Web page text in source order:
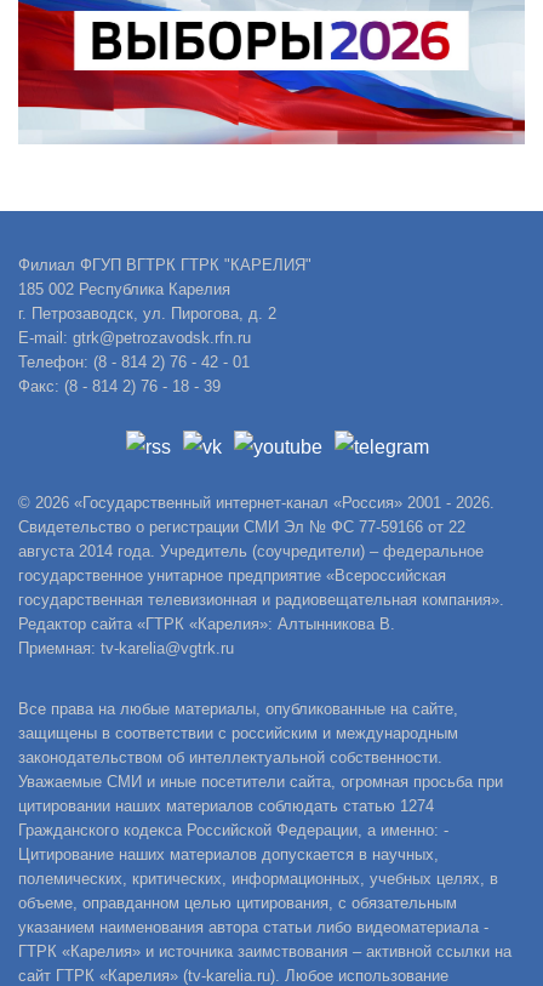
Филиал ФГУП ВГТРК ГТРК "КАРЕЛИЯ"
185 002 Республика Карелия
г. Петрозаводск, ул. Пирогова, д. 2
E-mail: gtrk@petrozavodsk.rfn.ru
Телефон: (8 - 814 2) 76 - 42 - 01
Факс: (8 - 814 2) 76 - 18 - 39
© 2026 «Государственный интернет-канал «Россия» 2001 - 2026.
Свидетельство о регистрации СМИ Эл № ФС 77-59166 от 22
августа 2014 года. Учредитель (соучредители) – федеральное
государственное унитарное предприятие «Всероссийская
государственная телевизионная и радиовещательная компания».
Редактор сайта «ГТРК «Карелия»: Алтынникова В.
Приемная: tv-karelia@vgtrk.ru
Все права на любые материалы, опубликованные на сайте,
защищены в соответствии с российским и международным
законодательством об интеллектуальной собственности.
Уважаемые СМИ и иные посетители сайта, огромная просьба при
цитировании наших материалов соблюдать статью 1274
Гражданского кодекса Российской Федерации, а именно: -
Цитирование наших материалов допускается в научных,
полемических, критических, информационных, учебных целях, в
объеме, оправданном целью цитирования, с обязательным
указанием наименования автора статьи либо видеоматериала -
ГТРК «Карелия» и источника заимствования – активной ссылки на
сайт ГТРК «Карелия» (tv-karelia.ru). Любое использование